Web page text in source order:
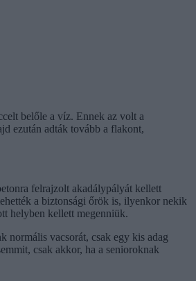
belőle a víz. Ennek az volt a
ezután adták tovább a flakont,
felrajzolt akadálypályát kellett
a biztonsági őrök is, ilyenkor nekik
helyben kellett megenniük.
normális vacsorát, csak egy kis adag
csak akkor, ha a senioroknak